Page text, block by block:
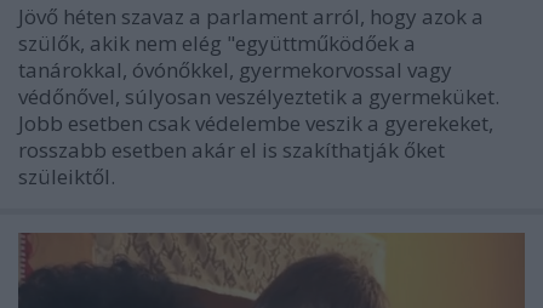
Jövő héten szavaz a parlament arról, hogy azok a
szülők, akik nem elég "együttműködőek a
tanárokkal, óvónőkkel, gyermekorvossal vagy
védőnővel, súlyosan veszélyeztetik a gyermeküket.
Jobb esetben csak védelembe veszik a gyerekeket,
rosszabb esetben akár el is szakíthatják őket
szüleiktől.